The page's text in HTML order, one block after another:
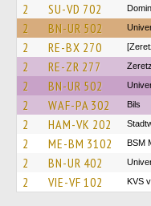
2 SU-VD 702
2 BN-UR 502
2 RE-BX 270
2 RE-ZR 277
2 BN-UR 502
2 WAF-PA 302 Bils
2 HAM-VK 202
2 ME-BM 3102 BSM
2 BN-UR 402
2 VIE-VF 102 KVS